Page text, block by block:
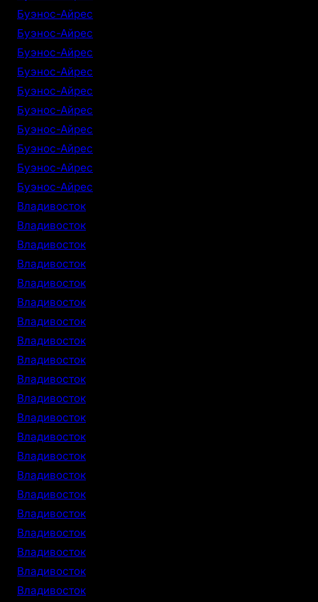
Буэнос-Айрес
Буэнос-Айрес
Буэнос-Айрес
Буэнос-Айрес
Буэнос-Айрес
Буэнос-Айрес
Буэнос-Айрес
Буэнос-Айрес
Буэнос-Айрес
Буэнос-Айрес
Владивосток
Владивосток
Владивосток
Владивосток
Владивосток
Владивосток
Владивосток
Владивосток
Владивосток
Владивосток
Владивосток
Владивосток
Владивосток
Владивосток
Владивосток
Владивосток
Владивосток
Владивосток
Владивосток
Владивосток
Владивосток